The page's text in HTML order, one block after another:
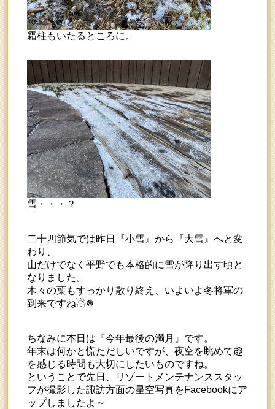
霜柱もいたるところに。
雪・・・？
二十四節気では昨日『小雪』から『大雪』へと変
わり、
山だけでなく平野でも本格的に雪が降り出す頃と
なりました。
木々の葉もすっかり散り終え、いよいよ冬将軍の
到来ですね☃︎❅
ちなみに本日は『今年最後の満月』です。
年末は何かと慌ただしいですが、夜空を眺めて趣
を感じる時間も大切にしたいものですね。
ということで先日、リゾートメンテナンススタッ
フが撮影した諏訪方面の星空写真をFacebookにア
ップしましたよ～